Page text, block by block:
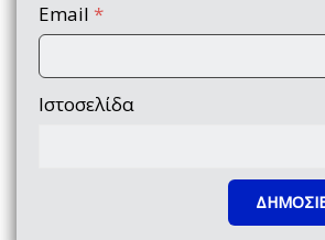
Email *
Ιστοσελίδα